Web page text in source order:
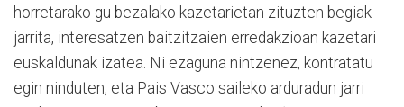
horretarako gu bezalako kazetarietan zituzten begiak
jarrita, interesatzen baitzitzaien erredakzioan kazetari
euskaldunak izatea. Ni ezaguna nintzenez, kontratatu
egin ninduten, eta Pais Vasco saileko arduradun jarri